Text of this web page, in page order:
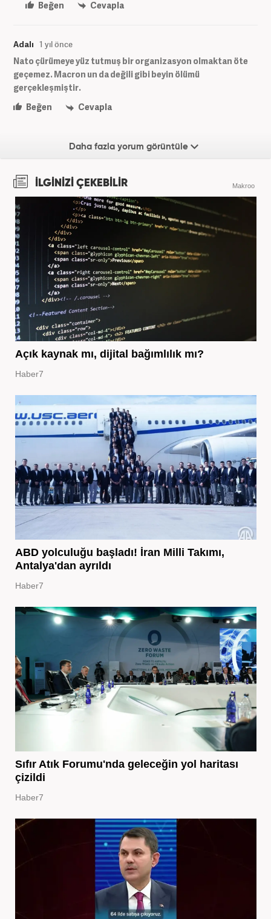
Beğen Cevapla
Adalı 1 yıl önce
Nato çürümeye yüz tutmuş bir organizasyon olmaktan öte
geçemez. Macron un da değili gibi beyin ölümü
gerçekleşmiştir.
Beğen
Cevapla
Daha fazla yorum görüntüle
İLGİNİZİ ÇEKEBİLİR Makroo
Açık kaynak mı, dijital bağımlılık mı?
Haber7
ABD yolculuğu başladı! İran Milli Takımı,
Antalya'dan ayrıldı
Haber7
Sıfır Atık Forumu'nda geleceğin yol haritası
çizildi
Haber7